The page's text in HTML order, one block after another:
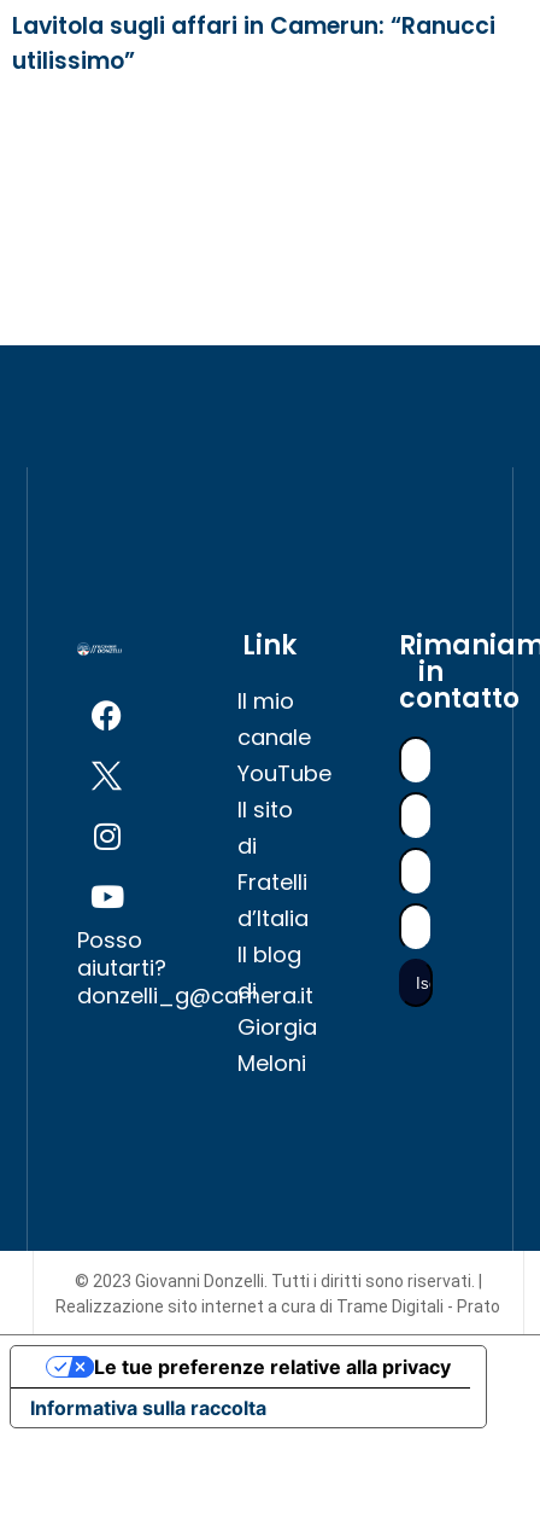
Lavitola sugli affari in Camerun: “Ranucci
utilissimo”
Posso
aiutarti?
donzelli_g@camera.it
Link
Il mio
canale
YouTube
Il sito
di
Fratelli
d’Italia
Il blog
di
Giorgia
Meloni
in
contatto
© 2023 Giovanni Donzelli. Tutti i diritti sono riservati. |
Realizzazione sito interneta cura di Trame Digitali - Prato
Informativa sulla raccolta
Le tue preferenze relative alla privacy